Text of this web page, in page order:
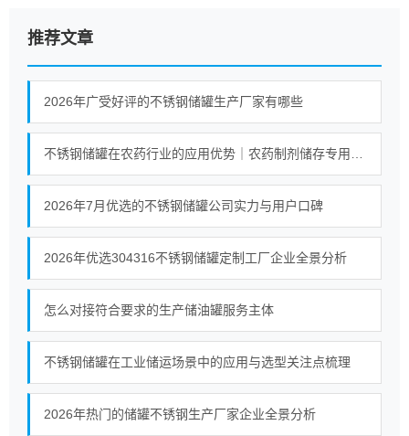
推荐文章
2026年广受好评的不锈钢储罐生产厂家有哪些
2026年7月优选的不锈钢储罐公司实力与用户口碑
2026年优选304316不锈钢储罐定制工厂企业全景分析
怎么对接符合要求的生产储油罐服务主体
不锈钢储罐在工业储运场景中的应用与选型关注点梳理
2026年热门的储罐不锈钢生产厂家企业全景分析